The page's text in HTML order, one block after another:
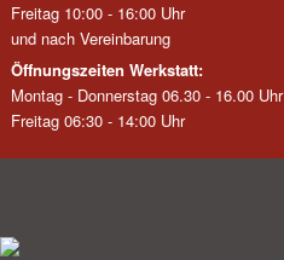
Freitag 10:00 - 16:00 Uhr
und nach Vereinbarung
Öffnungszeiten Werkstatt:
Montag - Donnerstag 06.30 - 16.00 Uhr
Freitag 06:30 - 14:00 Uhr